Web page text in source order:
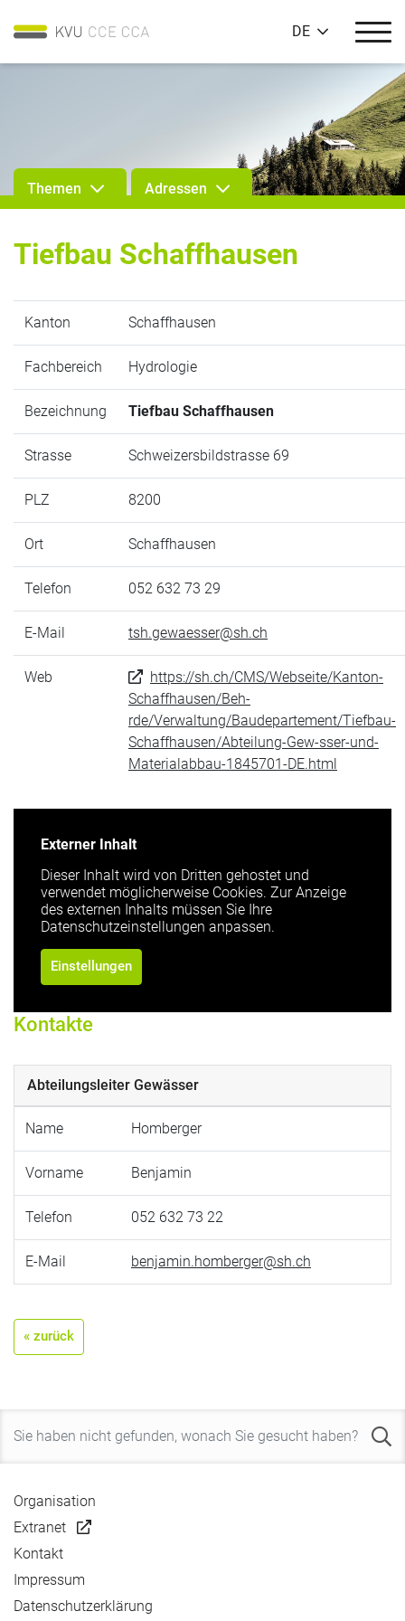
DE
Themen Adressen
Tiefbau Schaffhausen
Kanton Schaffhausen
Fachbereich Hydrologie
Bezeichnung Tiefbau Schaffhausen
Strasse Schweizersbildstrasse 69
PLZ 8200
Ort Schaffhausen
Telefon 052 632 73 29
E-Mail tsh.gewaesser@sh.ch
Web
https://sh.ch/CMS/Webseite/Kanton-
Schaffhausen/Beh-
rde/Verwaltung/Baudepartement/Tiefbau-
Schaffhausen/Abteilung-Gew-sser-und-
Materialabbau-1845701-DE.html
Externer Inhalt
Dieser Inhalt wird von Dritten gehostet und
verwendet möglicherweise Cookies. Zur Anzeige
des externen Inhalts müssen Sie Ihre
Datenschutzeinstellungen anpassen.
Einstellungen
Kontakte
Abteilungsleiter Gewässer
Name Homberger
Vorname Benjamin
Telefon 052 632 73 22
E-Mail benjamin.homberger@sh.ch
« zurück
Organisation
Extranet
Kontakt
Impressum
Datenschutzerklärung